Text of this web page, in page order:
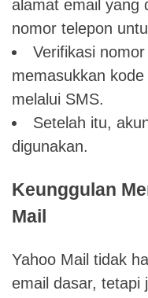
alamat email yang
nomor telepon
Verifikasi
memasukkan
melalui SMS.
Setelah itu,
digunakan.
Keunggulan
Mail
Yahoo Mail tidak
email dasar, tetapi